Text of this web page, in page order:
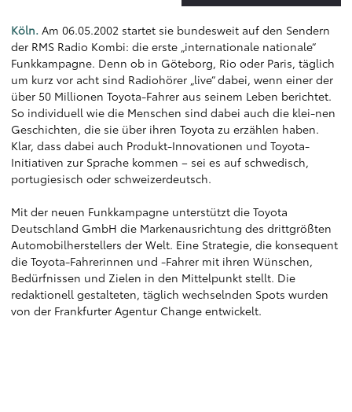
Köln. Am 06.05.2002 startet sie bundesweit auf den Sendern
der RMS Radio Kombi: die erste „internationale nationale“
Funkkampagne. Denn ob in Göteborg, Rio oder Paris, täglich
um kurz vor acht sind Radiohörer „live“ dabei, wenn einer der
über 50 Millionen Toyota-Fahrer aus seinem Leben berichtet.
So individuell wie die Menschen sind dabei auch die klei-nen
Geschichten, die sie über ihren Toyota zu erzählen haben.
Klar, dass dabei auch Produkt-Innovationen und Toyota-
Initiativen zur Sprache kommen – sei es auf schwedisch,
portugiesisch oder schweizerdeutsch.
Mit der neuen Funkkampagne unterstützt die Toyota
Deutschland GmbH die Markenausrichtung des drittgrößten
Automobilherstellers der Welt. Eine Strategie, die konsequent
die Toyota-Fahrerinnen und -Fahrer mit ihren Wünschen,
Bedürfnissen und Zielen in den Mittelpunkt stellt. Die
redaktionell gestalteten, täglich wechselnden Spots wurden
von der Frankfurter Agentur Change entwickelt.